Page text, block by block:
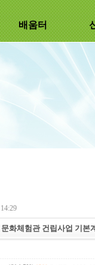
배움터
문화체험관 건립사업 기본